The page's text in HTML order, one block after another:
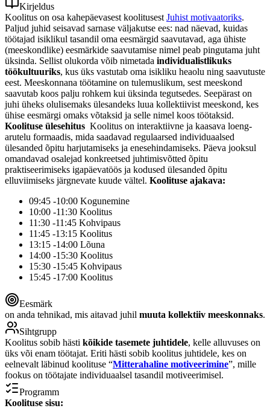
Kirjeldus
Koolitus on osa kahepäevasest koolitusest Juhist motivaatoriks.
Paljud juhid seisavad sarnase väljakutse ees: nad näevad, kuidas
töötajad isiklikul tasandil oma eesmärgid saavutavad, aga ühiste
(meeskondlike) eesmärkide saavutamise nimel peab pingutama juht
üksinda. Sellist olukorda võib nimetada individualistlikuks
töökultuuriks, kus üks vastutab oma isikliku heaolu ning saavutuste
eest. Meeskonnana töötamine on tulemuslikum, sest meeskond
saavutab koos palju rohkem kui üksinda tegutsedes. Seepärast on
juhi üheks olulisemaks ülesandeks luua kollektiivist meeskond, kes
ühise eesmärgi omaks võtaksid ja selle nimel koos töötaksid.
Koolituse ülesehitus Koolitus on interaktiivne ja kaasava loeng-
arutelu formaadis, mida saadavad regulaarsed individuaalsed
ülesanded õpitu harjutamiseks ja enesehindamiseks. Päeva jooksul
omandavad osalejad konkreetsed juhtimisvõtted õpitu
praktiseerimiseks igapäevatöös ja kodused ülesanded õpitu
elluviimiseks järgnevate kuude vältel. Koolituse ajakava:
09:45 -10:00 Kogunemine
10:00 -11:30 Koolitus
11:30 -11:45 Kohvipaus
11:45 -13:15 Koolitus
13:15 -14:00 Lõuna
14:00 -15:30 Koolitus
15:30 -15:45 Kohvipaus
15:45 -17:00 Koolitus
Eesmärk
on anda tehnikad, mis aitavad juhil muuta kollektiiv meeskonnaks.
Sihtgrupp
Koolitus sobib hästi kõikide tasemete juhtidele, kelle alluvuses on
üks või enam töötajat. Eriti hästi sobib koolitus juhtidele, kes on
eelnevalt läbinud koolituse “Mitterahaline motiveerimine”, mille
fookus on töötajate individuaalsel tasandil motiveerimisel.
Programm
Koolituse sisu: